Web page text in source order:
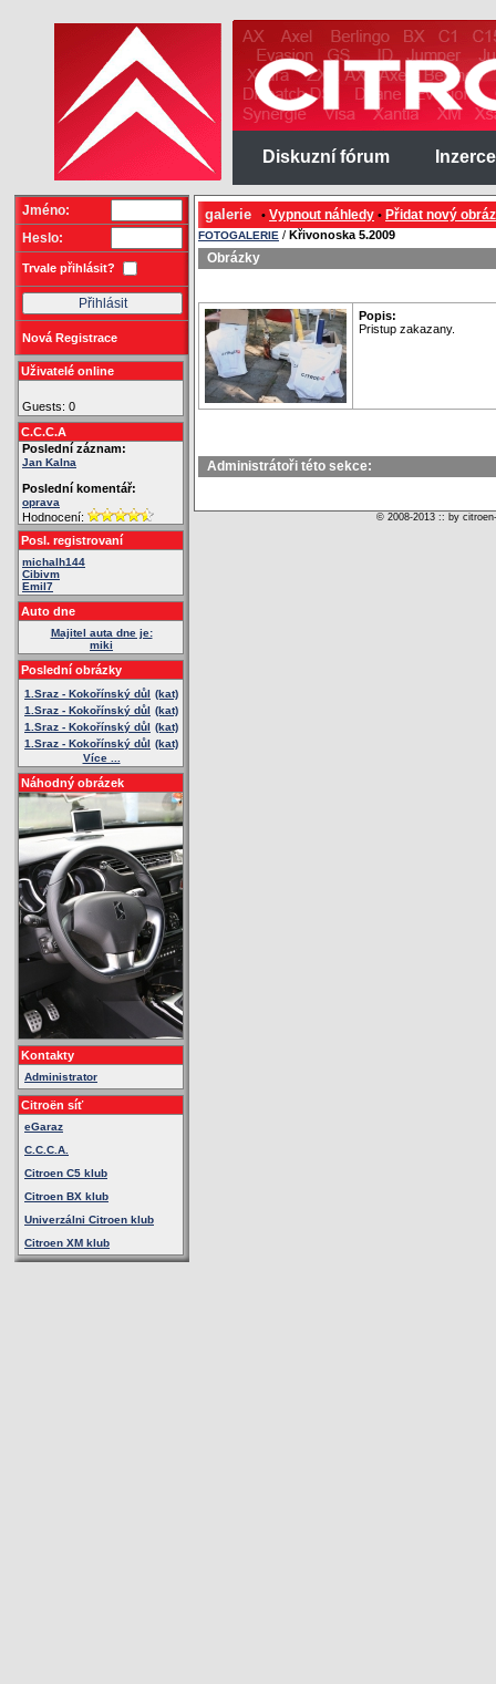
Diskuzní fórum Inzerce
Jméno:
Heslo:
Trvale přihlásit?
Nová Registrace
Uživatelé online
Guests: 0
C.C.C.A
Poslední záznam:
Jan Kalna
Poslední komentář:
oprava
Hodnocení:
Posl. registrovaní
michalh144
Cibivm
Emil7
Auto dne
Majitel auta dne je:
miki
Poslední obrázky
1.Sraz - Kokořínský důl (kat)
1.Sraz - Kokořínský důl (kat)
1.Sraz - Kokořínský důl (kat)
1.Sraz - Kokořínský důl (kat)
Více ...
Náhodný obrázek
Kontakty
Administrator
Citroën síť
eGaraz
C.C.C.A.
Citroen C5 klub
Citroen BX klub
Univerzálni Citroen klub
Citroen XM klub
galerie • Vypnout náhledy • Přidat nový
FOTOGALERIE / Křivonoska 5.2009
Obrázky
Popis:
Pristup zakazany.
Administrátoři této sekce:
© 2008-2013 :: by